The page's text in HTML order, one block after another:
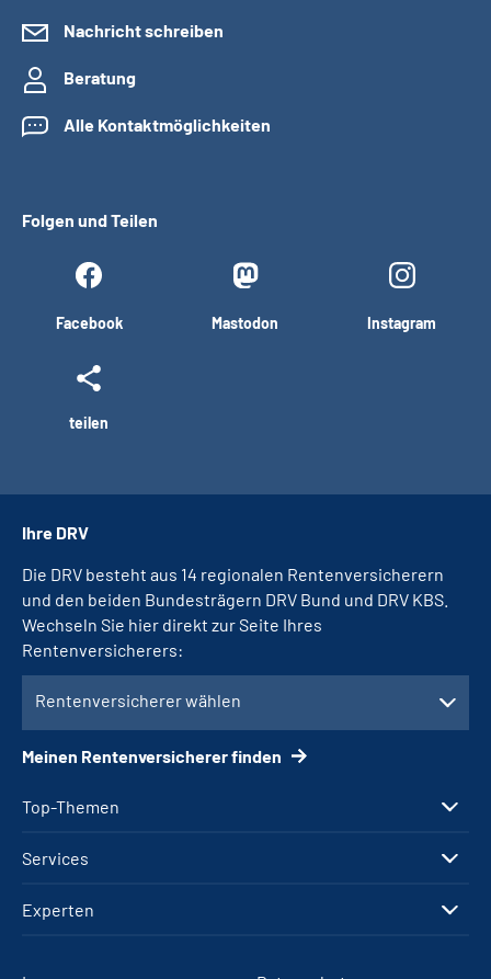
Nachricht schreiben
Beratung
Alle Kontaktmöglichkeiten
Folgen und Teilen
Facebook Mastodon Instagram
teilen
Top-Themen
Services
Experten
Ihre DRV
Die DRV besteht aus 14 regionalen Rentenversicherern
und den beiden Bundesträgern DRV Bund und DRV KBS.
Wechseln Sie hier direkt zur Seite Ihres
Rentenversicherers:
Rentenversicherer wählen
Meinen Rentenversicherer finden